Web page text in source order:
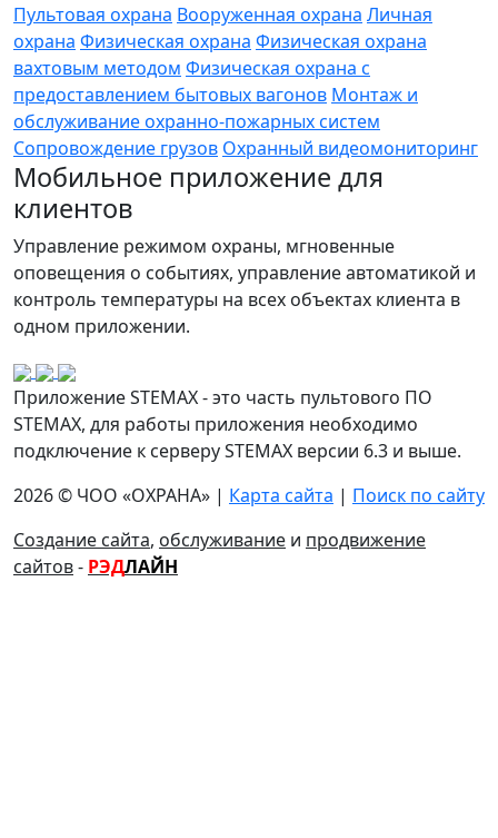
Пультовая охрана Вооруженная охрана Личная
охрана Физическая охрана Физическая охрана
вахтовым методом Физическая охрана с
предоставлением бытовых вагонов Монтаж и
обслуживание охранно-пожарных систем
Сопровождение грузов Охранный видеомониторинг
Мобильное приложение для
клиентов
Управление режимом охраны, мгновенные
оповещения о событиях, управление автоматикой и
контроль температуры на всех объектах клиента в
одном приложении.
Приложение STEMAX - это часть пультового ПО
STEMAX, для работы приложения необходимо
подключение к серверу STEMAX версии 6.3 и выше.
2026 © ЧОО «ОХРАНА» | Карта сайта | Поиск по сайту
Создание сайта, обслуживание и продвижение
сайтов- РЭДЛАЙН